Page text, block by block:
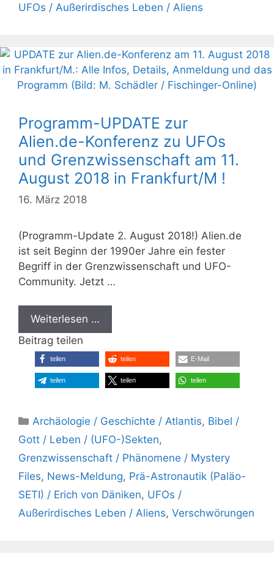
UFOs / Außerirdisches Leben / Aliens
Programm-UPDATE zur
Alien.de-Konferenz zu UFOs
und Grenzwissenschaft am 11.
August 2018 in Frankfurt/M !
16. März 2018
(Programm-Update 2. August 2018!) Alien.de
ist seit Beginn der 1990er Jahre ein fester
Begriff in der Grenzwissenschaft und UFO-
Community. Jetzt …
Weiterlesen …
Beitrag teilen
teilen teilen E-Mail
teilen teilen teilen
Kategorien
Archäologie / Geschichte / Atlantis, Bibel /
Gott / Leben / (UFO-)Sekten,
Grenzwissenschaft / Phänomene / Mystery
Files, News-Meldung, Prä-Astronautik (Paläo-
SETI) / Erich von Däniken, UFOs /
Außerirdisches Leben / Aliens, Verschwörungen